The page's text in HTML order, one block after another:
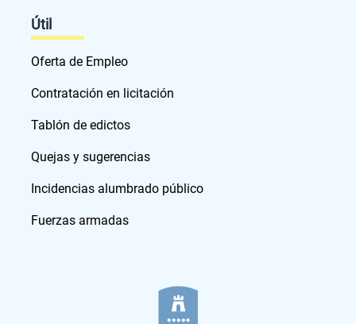
Útil
Oferta de Empleo
Contratación en licitación
Tablón de edictos
Quejas y sugerencias
Incidencias alumbrado público
Fuerzas armadas